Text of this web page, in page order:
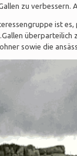
zu
ist
überparteilich
sowie die